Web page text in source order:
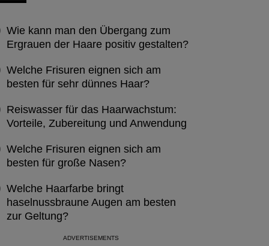
Wie kann man den Übergang zum
Ergrauen der Haare positiv gestalten?
Welche Frisuren eignen sich am
besten für sehr dünnes Haar?
Reiswasser für das Haarwachstum:
Vorteile, Zubereitung und Anwendung
Welche Frisuren eignen sich am
besten für große Nasen?
Welche Haarfarbe bringt
haselnussbraune Augen am besten
zur Geltung?